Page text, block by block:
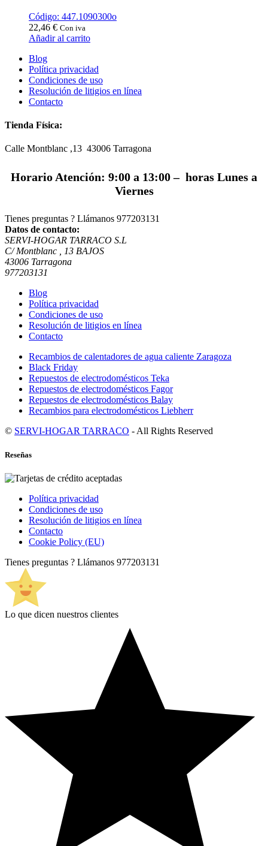
Código: 447.1090300o
22,46 € Con iva
Añadir al carrito
Blog
Política privacidad
Condiciones de uso
Resolución de litigios en línea
Contacto
Tienda Física:
Calle Montblanc ,13 43006 Tarragona
Horario Atención: 9:00 a 13:00 – horas Lunes a
Viernes
Tienes preguntas ? Llámanos 977203131
Datos de contacto:
SERVI-HOGAR TARRACO S.L
C/ Montblanc , 13 BAJOS
43006 Tarragona
977203131
Blog
Política privacidad
Condiciones de uso
Resolución de litigios en línea
Contacto
Recambios de calentadores de agua caliente Zaragoza
Black Friday
Repuestos de electrodomésticos Teka
Repuestos de electrodomésticos Fagor
Repuestos de electrodomésticos Balay
Recambios para electrodomésticos Liebherr
© SERVI-HOGAR TARRACO - All Rights Reserved
Reseñas
Política privacidad
Condiciones de uso
Resolución de litigios en línea
Contacto
Cookie Policy (EU)
Tienes preguntas ? Llámanos 977203131
Lo que dicen nuestros clientes